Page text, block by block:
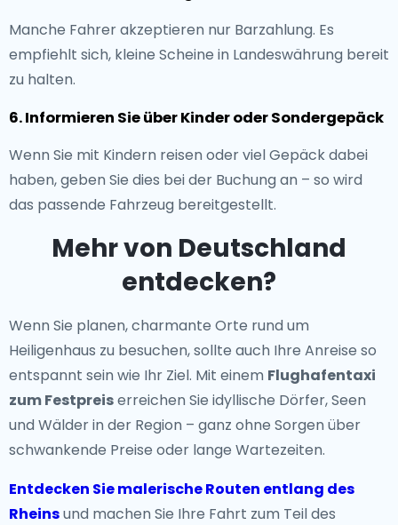
Manche Fahrer akzeptieren nur Barzahlung. Es
empfiehlt sich, kleine Scheine in Landeswährung bereit
zu halten.
6. Informieren Sie über Kinder oder Sondergepäck
Wenn Sie mit Kindern reisen oder viel Gepäck dabei
haben, geben Sie dies bei der Buchung an – so wird
das passende Fahrzeug bereitgestellt.
Mehr von Deutschland
entdecken?
Wenn Sie planen, charmante Orte rund um
Heiligenhaus zu besuchen, sollte auch Ihre Anreise so
entspannt sein wie Ihr Ziel. Mit einem Flughafentaxi
zum Festpreiserreichen Sie idyllische Dörfer, Seen
und Wälder in der Region – ganz ohne Sorgen über
schwankende Preise oder lange Wartezeiten.
Entdecken Sie malerische Routen entlang des
Rheinsund machen Sie Ihre Fahrt zum Teil des